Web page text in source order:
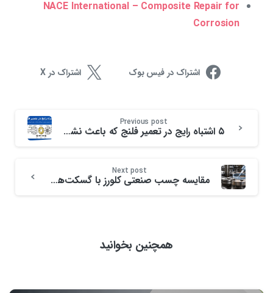
NACE International – Composite Repair for
Corrosion
اشتراک در فیس بوک اشتراک در X
Previous post
۵ اشتباه رایج در تعمیر فلنج‌ که باعث نشتی مجدد و خسارات بزرگ می‌شوند
Next post
مقایسه چسب صنعتی کلورز با گسکت‌های سنتی | تحلیل فنی و اقتصادی آب‌بندی فلنج
همچنین بخوانید